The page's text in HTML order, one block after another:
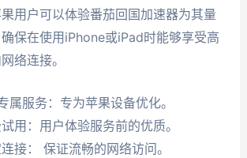
用户可以体验番茄回国加速器为其量
保在使用iPhone或iPad时能够享受高
络连接。
属服务：专为苹果设备优化。
用：用户体验服务前的优质。
接： 保证流畅的网络访问。